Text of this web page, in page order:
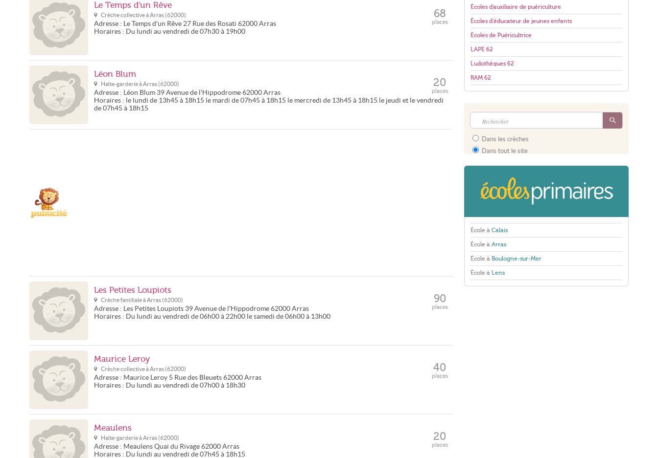
Le Temps d'un Rêve
Crèche collective àArras (62000)
Adresse : Le Temps d'un Rêve 27 Rue des Rosati 62000 Arras
Horaires : Du lundi au vendredi de 07h30 à 19h00
68
places
Léon Blum
Halte-garderie àArras (62000)
Adresse : Léon Blum 39 Avenue de l'Hippodrome 62000 Arras
Horaires : le lundi de 13h45 à 18h15 le mardi de 07h45 à 18h15 le mercredi de 13h45 à 18h15 le jeudi et le vendredi
de 07h45 à 18h15
20
places
Les Petites Loupiots
Crèche familiale àArras (62000)
Adresse : Les Petites Loupiots 39 Avenue de l'Hippodrome 62000 Arras
Horaires : Du lundi au vendredi de 06h00 à 22h00 le samedi de 06h00 à 13h00
90
places
Maurice Leroy
Crèche collective àArras (62000)
Adresse : Maurice Leroy 5 Rue des Bleuets 62000 Arras
Horaires : Du lundi au vendredi de 07h00 à 18h30
40
places
Meaulens
Halte-garderie àArras (62000)
Adresse : Meaulens Quai du Rivage 62000 Arras
Horaires : Du lundi au vendredi de 07h45 à 18h15
20
places
Écoles d'auxiliaire de puériculture
Écoles d'éducateur de jeunes enfants
Écoles de Puéricultrice
LAPE 62
Ludothèques 62
RAM 62
Dans les crèches
Dans tout le site
École à Calais
École à Arras
École à Boulogne-sur-Mer
École à Lens